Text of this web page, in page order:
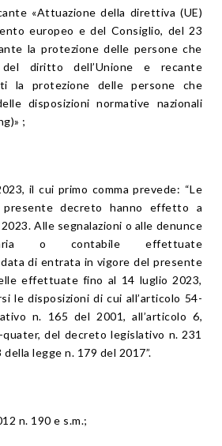
«Attuazione della direttiva (UE)
europeo e del Consiglio, del 23
la protezione delle persone che
del diritto dell’Unione e recante
la protezione delle persone che
disposizioni normative nazionali
;
il cui primo comma prevede: “Le
decreto hanno effetto a
Alle segnalazioni o alle denunce
o contabile effettuate
di entrata in vigore del presente
effettuate fino al 14 luglio 2023,
le disposizioni di cui all’articolo 54-
n. 165 del 2001, all’articolo 6,
del decreto legislativo n. 231
legge n. 179 del 2017”.
n. 190 e s.m.;